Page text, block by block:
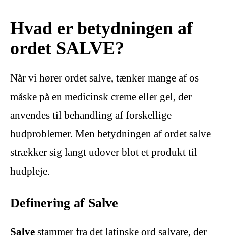
Hvad er betydningen af
ordet SALVE?
Når vi hører ordet salve, tænker mange af os
måske på en medicinsk creme eller gel, der
anvendes til behandling af forskellige
hudproblemer. Men betydningen af ordet salve
strækker sig langt udover blot et produkt til
hudpleje.
Definering af Salve
Salve stammer fra det latinske ord salvare, der